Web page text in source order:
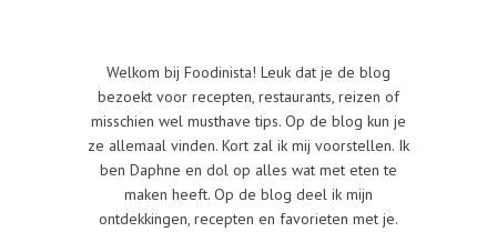
Welkom bij Foodinista! Leuk dat je de blog
bezoekt voor recepten, restaurants, reizen of
misschien wel musthave tips. Op de blog kun je
ze allemaal vinden. Kort zal ik mij voorstellen. Ik
ben Daphne en dol op alles wat met eten te
maken heeft. Op de blog deel ik mijn
ontdekkingen, recepten en favorieten met je.